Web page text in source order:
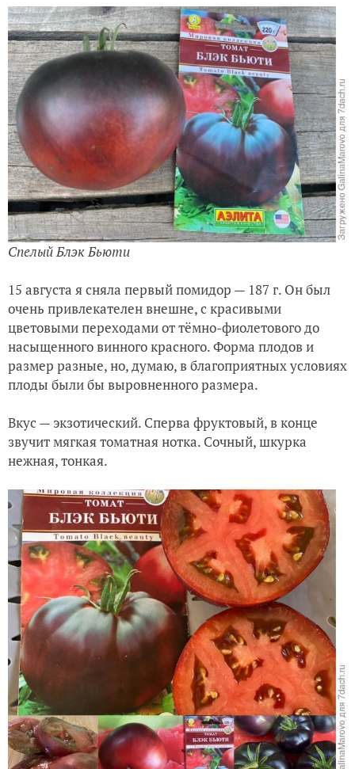
Спелый Блэк Бьюти
15 августа я сняла первый помидор — 187 г. Он был
очень привлекателен внешне, с красивыми
цветовыми переходами от тёмно-фиолетового до
насыщенного винного красного. Форма плодов и
размер разные, но, думаю, в благоприятных условиях
плоды были бы выровненного размера.
Вкус — экзотический. Сперва фруктовый, в конце
звучит мягкая томатная нотка. Сочный, шкурка
нежная, тонкая.